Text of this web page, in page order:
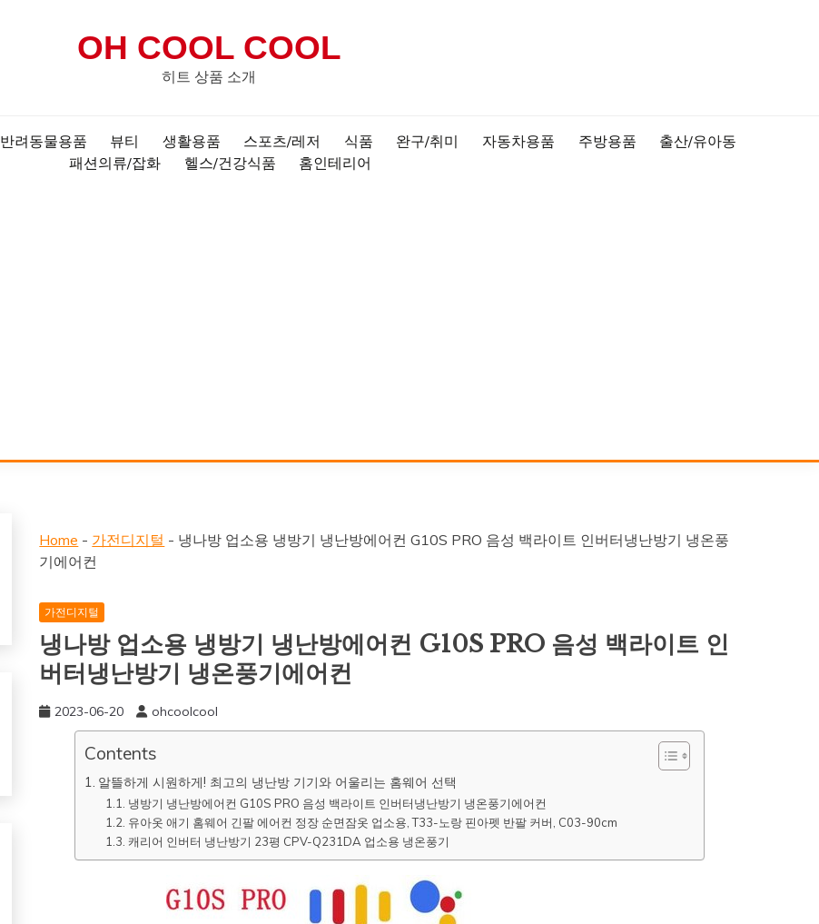
OH COOL COOL
히트 상품 소개
반려동물용품 뷰티 생활용품 스포츠/레저 식품 완구/취미 자동차용품 주방용품
출산/유아동
패션의류/잡화
헬스/건강식품 홈인테리어
Home - 가전디지털 - 냉나방 업소용 냉방기 냉난방에어컨 G10S PRO 음성 백라이트 인버터냉난방기 냉온풍
기에어컨
가전디지털
냉나방 업소용 냉방기 냉난방에어컨 G10S PRO 음성 백라이트 인
버터냉난방기 냉온풍기에어컨
2023-06-20 ohcoolcool
Contents
알뜰하게 시원하게! 최고의 냉난방 기기와 어울리는 홈웨어 선택
냉방기 냉난방에어컨 G10S PRO 음성 백라이트 인버터냉난방기 냉온풍기에어컨
유아옷 애기 홈웨어 긴팔 에어컨 정장 순면잠옷 업소용, T33-노랑 핀아펫 반팔 커버, C03-90cm
캐리어 인버터 냉난방기 23평 CPV-Q231DA 업소용 냉온풍기